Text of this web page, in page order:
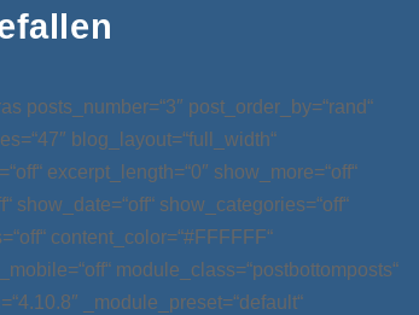
posts_number=“3″ post_order_by=“rand“
blog_layout=“full_width“
excerpt_length=“0″ show_more=“off“
show_date=“off“ show_categories=“off“
content_color=“#FFFFFF“
module_class=“postbottomposts“
_module_preset=“default“